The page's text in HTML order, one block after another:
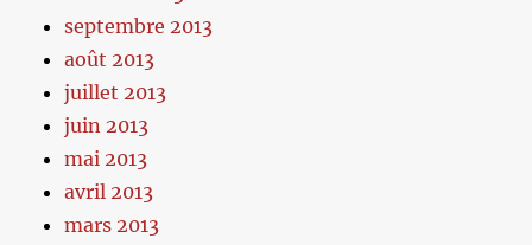
septembre 2013
août 2013
juillet 2013
juin 2013
mai 2013
avril 2013
mars 2013